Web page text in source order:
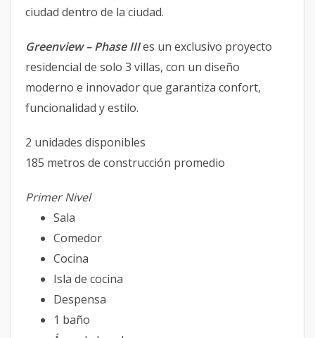
ciudad dentro de la ciudad.
Greenview – Phase IIIes un exclusivo proyecto
residencial de solo 3 villas, con un diseño
moderno e innovador que garantiza confort,
funcionalidad y estilo.
2 unidades disponibles
185 metros de construcción promedio
Primer Nivel
Sala
Comedor
Cocina
Isla de cocina
Despensa
1 baño